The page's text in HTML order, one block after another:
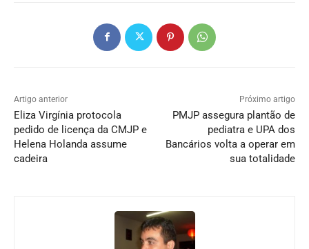
Artigo anterior
Eliza Virgínia protocola
pedido de licença da CMJP e
Helena Holanda assume
cadeira
Próximo artigo
PMJP assegura plantão de
pediatra e UPA dos
Bancários volta a operar em
sua totalidade